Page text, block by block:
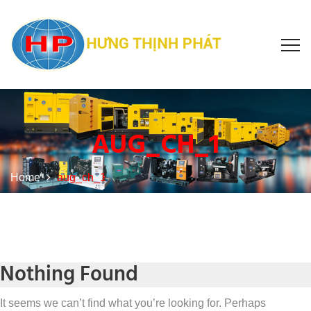
AUG_CH_1
Home aug_ch_1
Nothing Found
It seems we can’t find what you’re looking for. Perhaps